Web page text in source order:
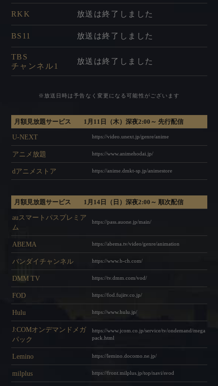
NEWS
ONAIR
STAFF&CAST
INTRODUCTION
STORY
CHARACTER
DISC
MUSIC
SPECIAL
MENU CLOSE
RKK 放送は終了しました
BS11 放送は終了しました
TBS
チャンネル1
放送は終了しました
※放送日時は予告なく変更になる可能性がございます
月額見放題サービス 1月11日（木）深夜2:00～ 先行配信
U-NEXT https://video.unext.jp/genre/anime
アニメ放題 https://www.animehodai.jp/
dアニメストア https://anime.dmkt-sp.jp/animestore
月額見放題サービス 1月14日（日）深夜2:00～ 順次配信
auスマートパスプレミア
ム
https://pass.auone.jp/main/
ABEMA https://abema.tv/video/genre/animation
バンダイチャンネル https://www.b-ch.com/
DMM TV https://tv.dmm.com/vod/
FOD https://fod.fujitv.co.jp/
Hulu https://www.hulu.jp/
J:COMオンデマンドメガ
パック
https://www.jcom.co.jp/service/tv/ondemand/mega
pack.html
Lemino https://lemino.docomo.ne.jp/
milplus https://front.milplus.jp/top/navi/svod